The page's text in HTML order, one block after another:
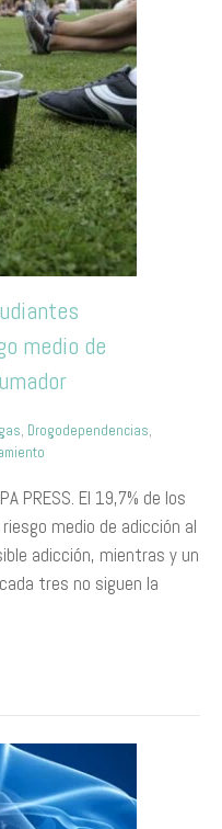
medio de
, Drogodependencias,
PRESS. El 19,7% de los
medio de adicción al
adicción, mientras y un
tres no siguen la